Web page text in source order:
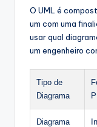
O UML é
um com uma
usar qual
um engenheiro
Tipo de
Diagrama
Diagrama